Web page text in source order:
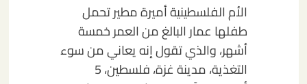
الأم الفلسطينية أميرة مطير تحمل
طفلها عمار البالغ من العمر خمسة
أشهر، والذي تقول إنه يعاني من سوء
التغذية، مدينة غزة، فلسطين، 5